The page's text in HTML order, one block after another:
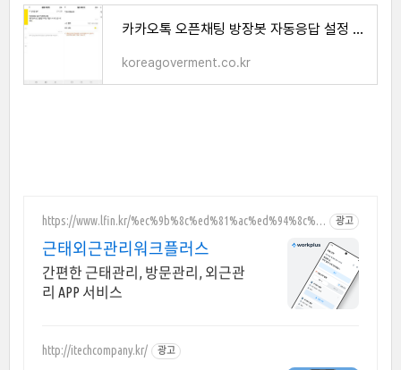
카카오톡 오픈채팅 방장봇 자동응답 설정 방법 알아보기
koreagoverment.co.kr
https://www.lfin.kr/%ec%9b%8c%ed%81%ac%ed%94%8c%e
광고
근태외근관리워크플러스
간편한 근태관리, 방문관리, 외근관
리 APP 서비스
http://itechcompany.kr/ 광고